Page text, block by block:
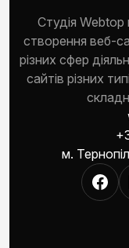
Студія
створення веб-
різних сфер
сайтів різних
м.